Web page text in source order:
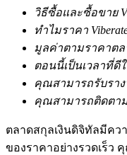
แนะนำ
คู่มือเริ่มต้นฟิวเจอร์ส
วิธีซื้อและซื้อขาย
ทำไมราคา
มูลค่าตามราคาตล
ตอนนี้เป็นเวลาที่ดี
คุณสามารถรับราง
คุณสามารถติดตาม
ตลาดสกุลเงินดิจิทัลมีคว
ของราคาอย่างรวดเร็ว